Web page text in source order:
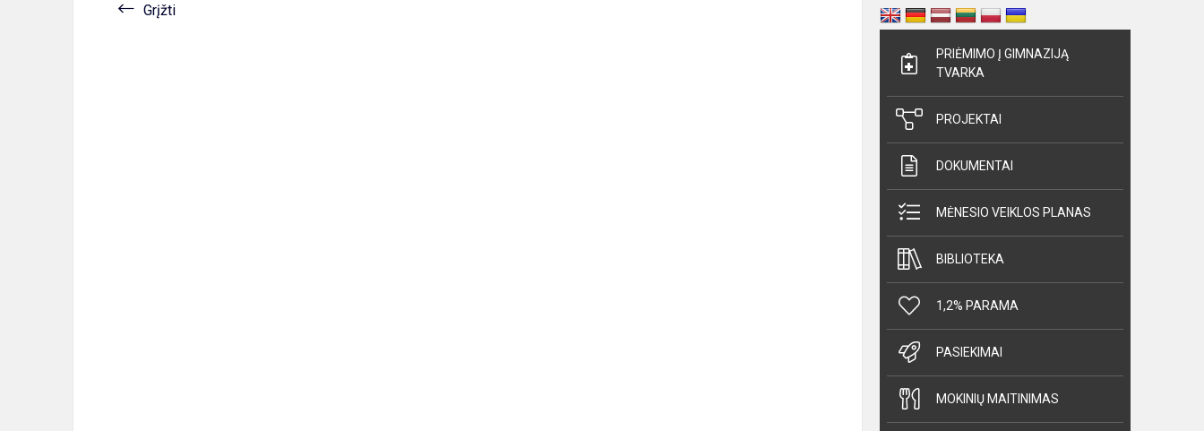
Grįžti
PRIĖMIMO Į GIMNAZIJĄ
TVARKA
PROJEKTAI
DOKUMENTAI
MĖNESIO VEIKLOS PLANAS
BIBLIOTEKA
1,2% PARAMA
PASIEKIMAI
MOKINIŲ MAITINIMAS